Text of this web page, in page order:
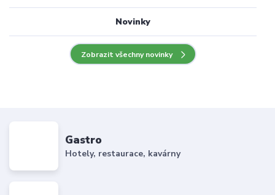
Novinky
Zobrazit všechny novinky
Gastro
Hotely, restaurace, kavárny